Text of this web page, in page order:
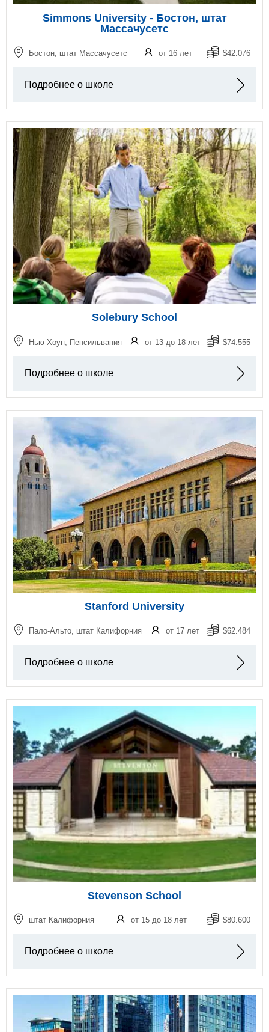
Simmons University - Бостон, штат
Массачусетс
Бостон, штат Массачусетс от 16 лет $42.076
Подробнее о школе
Solebury School
Нью Хоуп, Пенсильвания от 13 до 18 лет $74.555
Подробнее о школе
Stanford University
Пало-Альто, штат Калифорния от 17 лет $62.484
Подробнее о школе
Stevenson School
штат Калифорния от 15 до 18 лет $80.600
Подробнее о школе